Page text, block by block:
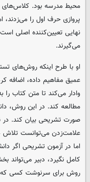
محیط مدرسه بود. کلاس‌های
پروازی حرف اول را می‌زدند،
نهایی تعیین‌کننده اصلی
می‌گیرند.
او با طرح اینکه روش‌های
عمیق مفاهیم داده، اضافه
وادار می‌کند تا متن کتاب
مطالعه کند. در این روش،
صورت تشریحی بیان کند.
علامت‌زدن می‌توانست تلاش
اما در آزمون تشریحی اگر
کامل نگیرد، دبیر می‌تواند
روش برای سرنوشت کسی که